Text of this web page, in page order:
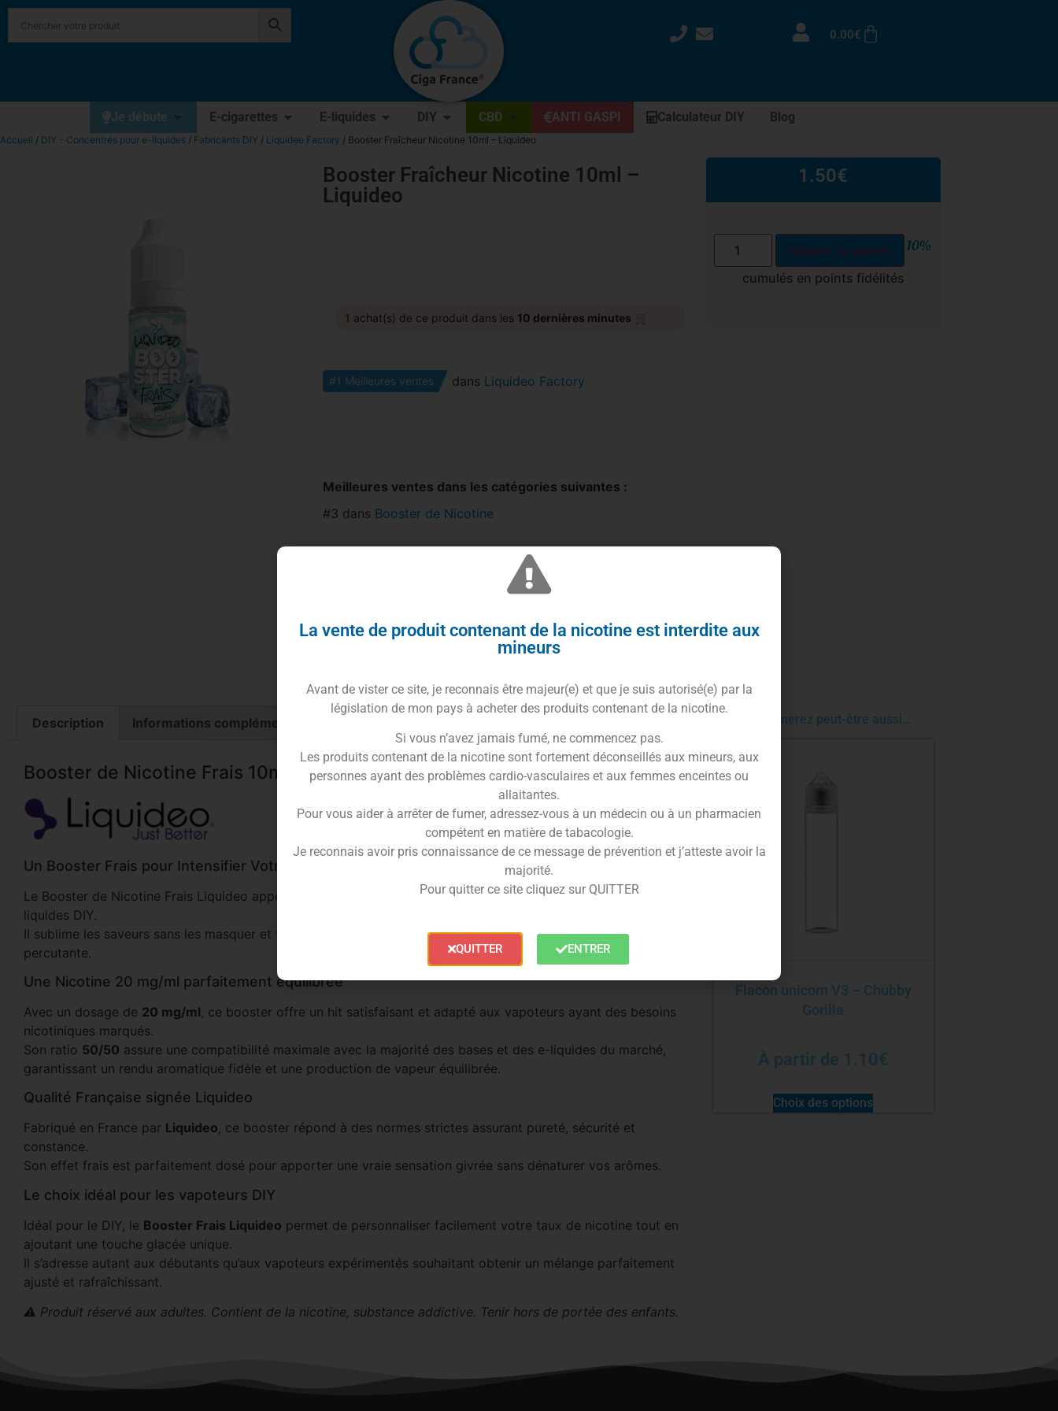
0.00€
Je débute E-cigarettes E-liquides DIY CBD ANTI GASPI Calculateur DIY Blog
Accueil / DIY - Concentrés pour e-liquides / Fabricants DIY / Liquideo Factory / Booster Fraîcheur Nicotine 10ml – Liquideo
Booster Fraîcheur Nicotine 10ml –
Liquideo
1 achat(s) de ce produit dans les 10 dernières minutes 🛒
#1 Meilleures ventes dans Liquideo Factory
Meilleures ventes dans les catégories suivantes :
#3 dans Booster de Nicotine
Le Booster de Nicotine Frais 10ml Liquideo est la solution
idéale pour “nicotiner” votre e-liquide tout en y ajoutant une
fraîcheur intense. Grâce à ses 20 mg/ml de nicotine et son
préparations DIY sans altérer les arômes. Fabriqué en France,
ce booster premium apporte une touche givrée énergisante
1.50€
Ajouter au panier 10%
cumulés en points fidélités
Description Informations complémentaires
Booster de Nicotine Frais 10ml – Liquideo
Un Booster Frais pour Intensifier Votre Vape
Le Booster de Nicotine Frais Liquideo apporte un effet glacé puissant qui réveille instantanément vos e-
liquides DIY.
Il sublime les saveurs sans les masquer et transforme vos recettes en une vape plus vive, plus fraîche et plus
percutante.
Une Nicotine 20 mg/ml parfaitement équilibrée
Avec un dosage de 20 mg/ml, ce booster offre un hit satisfaisant et adapté aux vapoteurs ayant des besoins
nicotiniques marqués.
Son ratio 50/50 assure une compatibilité maximale avec la majorité des bases et des e-liquides du marché,
garantissant un rendu aromatique fidèle et une production de vapeur équilibrée.
Qualité Française signée Liquideo
Fabriqué en France par Liquideo, ce booster répond à des normes strictes assurant pureté, sécurité et
constance.
Son effet frais est parfaitement dosé pour apporter une vraie sensation givrée sans dénaturer vos arômes.
Le choix idéal pour les vapoteurs DIY
Idéal pour le DIY, le Booster Frais Liquideo permet de personnaliser facilement votre taux de nicotine tout en
ajoutant une touche glacée unique.
Il s’adresse autant aux débutants qu’aux vapoteurs expérimentés souhaitant obtenir un mélange parfaitement
ajusté et rafraîchissant.
⚠️ Produit réservé aux adultes. Contient de la nicotine, substance addictive. Tenir hors de portée des enfants.
Vous aimerez peut-être aussi…
Flacon unicorn V3 – Chubby
Gorilla
À partir de 1.10€
Choix des options
La vente de produit contenant de la nicotine est interdite aux
mineurs
Avant de vister ce site, je reconnais être majeur(e) et que je suis autorisé(e) par la
législation de mon pays à acheter des produits contenant de la nicotine.
Si vous n’avez jamais fumé, ne commencez pas.
Les produits contenant de la nicotine sont fortement déconseillés aux mineurs, aux
personnes ayant des problèmes cardio-vasculaires et aux femmes enceintes ou
allaitantes.
Pour vous aider à arrêter de fumer, adressez-vous à un médecin ou à un pharmacien
compétent en matière de tabacologie.
Je reconnais avoir pris connaissance de ce message de prévention et j’atteste avoir la
majorité.
Pour quitter ce site cliquez sur QUITTER
QUITTER ENTRER